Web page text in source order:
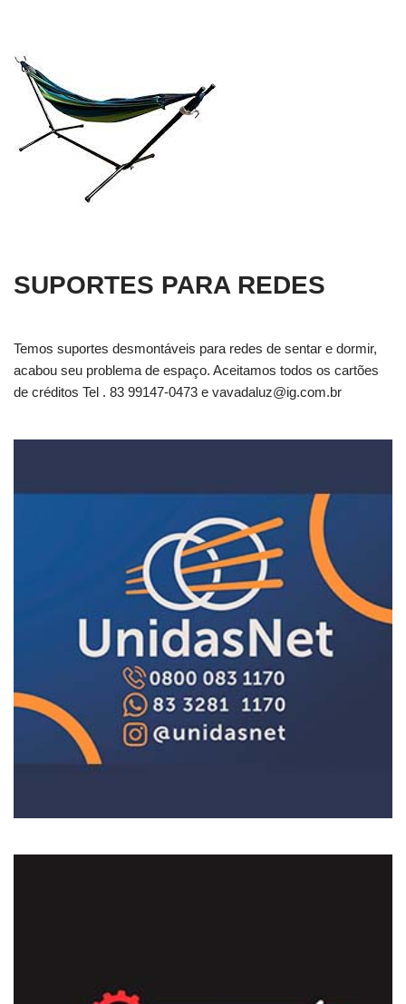
SUPORTES PARA REDES
Temos suportes desmontáveis para redes de sentar e dormir,
acabou seu problema de espaço. Aceitamos todos os cartões
de créditos Tel . 83 99147-0473 e vavadaluz@ig.com.br